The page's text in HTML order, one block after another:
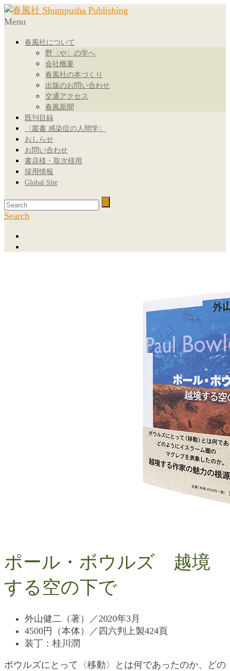
Menu
春風社について
野〈や〉の学へ
会社概要
春風社の本づくり
出版のお問い合わせ
交通アクセス
春風新聞
既刊目録
〈叢書 感染症の人間学〉
おしらせ
お問い合わせ
書店様・取次様用
採用情報
Global Site
Search
ポール・ボウルズ 越境
する空の下で
外山健二（著）／2020年3月
4500円（本体）／四六判上製424頁
装丁：桂川潤
ボウルズにとって〈移動〉とは何であったのか、どの